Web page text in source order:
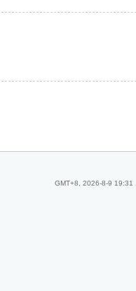
GMT+8, 2026-8-9 19:31